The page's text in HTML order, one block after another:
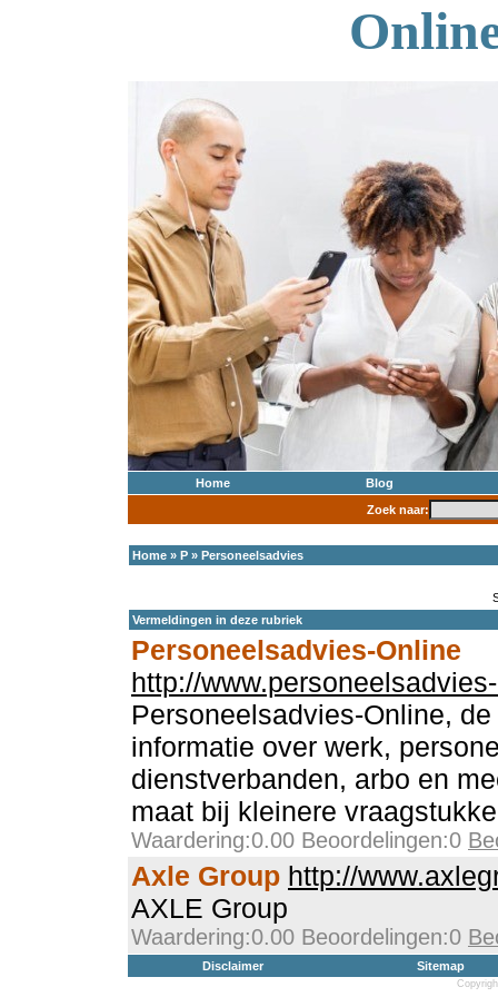
Home
Blog
Zoek naar:
Home » P » Personeelsadvies
Vermeldingen in deze rubriek
Personeelsadvies-Online
http://
Personeelsadvies-Online,
informatie over werk,
dienstverbanden, arbo en
maat bij kleinere
Waardering:0.00 Beoordelingen:0
Axle Group http://
AXLE Group
Waardering:0.00 Beoordelingen:0
Disclaimer Sitemap